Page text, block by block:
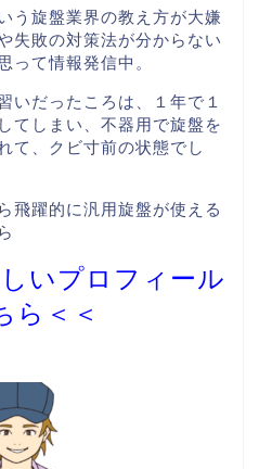
う旋盤業界の教え方が大嫌
失敗の対策法が分からない
って情報発信中。
いだったころは、１年で１
てしまい、不器用で旋盤を
て、クビ寸前の状態でし
飛躍的に汎用旋盤が使える
いプロフィール
ら＜＜